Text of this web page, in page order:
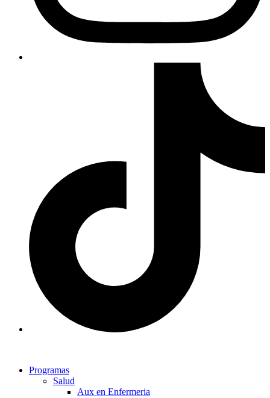
Programas
Salud
Aux en Enfermeria